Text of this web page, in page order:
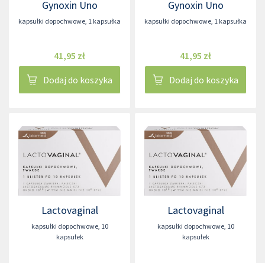
Gynoxin Uno
kapsułki dopochwowe, 1 kapsułka
41,95 zł
Dodaj do koszyka
Gynoxin Uno
kapsułki dopochwowe, 1 kapsułka
41,95 zł
Dodaj do koszyka
Lactovaginal
kapsułki dopochwowe, 10
kapsułek
Lactovaginal
kapsułki dopochwowe, 10
kapsułek